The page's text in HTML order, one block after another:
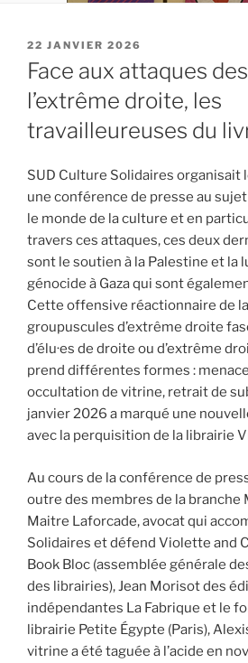
PUBLIÉ
LE
22 JANVIER 2026
Face aux attaques
l’extrême droite, les
travailleureuses du
SUD Culture Solidaires organisait
une conférence de presse au
le monde de la culture et en
travers ces attaques, ces deux
sont le soutien à la Palestine et la
génocide à Gaza qui sont
Cette offensive réactionnaire de
groupuscules d’extrême droite
d’élu·es de droite ou d’extrême
prend différentes formes :
occultation de vitrine, retrait de
janvier 2026 a marqué une
avec la perquisition de la librairie
Au cours de la conférence de
outre des membres de la branche
Maitre Laforcade, avocat qui
Solidaires et défend Violette and
Book Bloc (assemblée générale
des librairies), Jean Morisot des
indépendantes La Fabrique et le
librairie Petite Égypte (Paris),
vitrine a été taguée à l’acide en